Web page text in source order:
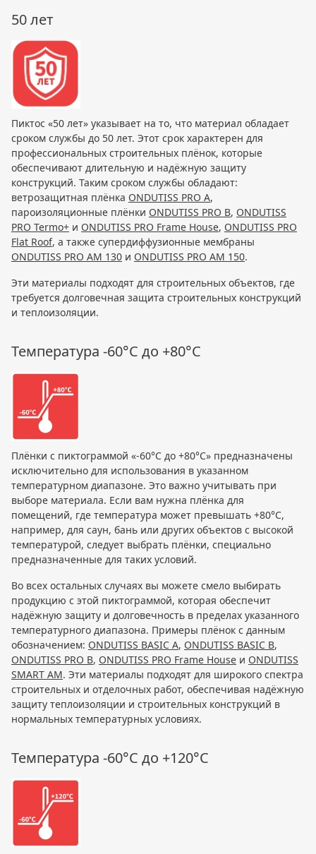
50 лет
Пиктос «50 лет» указывает на то, что материал обладает
сроком службы до 50 лет. Этот срок характерен для
профессиональных строительных плёнок, которые
обеспечивают длительную и надёжную защиту
конструкций. Таким сроком службы обладают:
ветрозащитная плёнка ONDUTISS PRO A,
пароизоляционные плёнки ONDUTISS PRO B, ONDUTISS
PRO Termo+ и ONDUTISS PRO Frame House, ONDUTISS PRO
Flat Roof, а также супердиффузионные мембраны
ONDUTISS PRO AM 130 и ONDUTISS PRO AM 150.
Эти материалы подходят для строительных объектов, где
требуется долговечная защита строительных конструкций
и теплоизоляции.
Температура -60°C до +80°C
Плёнки с пиктограммой «-60°C до +80°C» предназначены
исключительно для использования в указанном
температурном диапазоне. Это важно учитывать при
выборе материала. Если вам нужна плёнка для
помещений, где температура может превышать +80°C,
например, для саун, бань или других объектов с высокой
температурой, следует выбрать плёнки, специально
предназначенные для таких условий.
Во всех остальных случаях вы можете смело выбирать
продукцию с этой пиктограммой, которая обеспечит
надёжную защиту и долговечность в пределах указанного
температурного диапазона. Примеры плёнок с данным
обозначением: ONDUTISS BASIC A, ONDUTISS BASIC B,
ONDUTISS PRO B, ONDUTISS PRO Frame House и ONDUTISS
SMART AM. Эти материалы подходят для широкого спектра
строительных и отделочных работ, обеспечивая надёжную
защиту теплоизоляции и строительных конструкций в
нормальных температурных условиях.
Температура -60°C до +120°C